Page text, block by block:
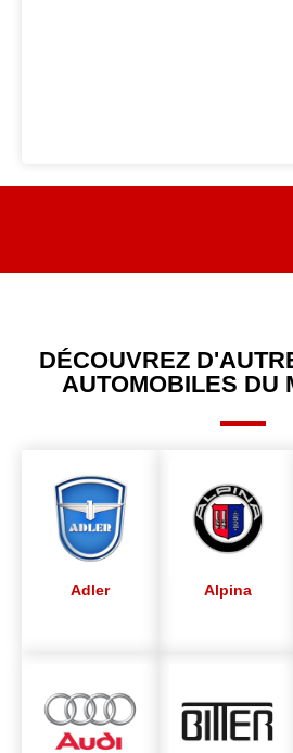
DÉCOUVREZ
AUTOMOBILES DU
Adler Alpina